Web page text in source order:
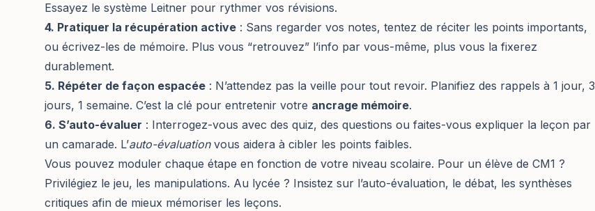
Essayez le système Leitner pour rythmer vos révisions.
4. Pratiquer la récupération active : Sans regarder vos notes, tentez de réciter les points importants,
ou écrivez-les de mémoire. Plus vous “retrouvez” l’info par vous-même, plus vous la fixerez
durablement.
5. Répéter de façon espacée : N’attendez pas la veille pour tout revoir. Planifiez des rappels à 1 jour, 3
jours, 1 semaine. C’est la clé pour entretenir votre ancrage mémoire.
6. S’auto-évaluer : Interrogez-vous avec des quiz, des questions ou faites-vous expliquer la leçon par
un camarade. L’auto-évaluationvous aidera à cibler les points faibles.
Vous pouvez moduler chaque étape en fonction de votre niveau scolaire. Pour un élève de CM1 ?
Privilégiez le jeu, les manipulations. Au lycée ? Insistez sur l’auto-évaluation, le débat, les synthèses
critiques afin de mieux mémoriser les leçons.